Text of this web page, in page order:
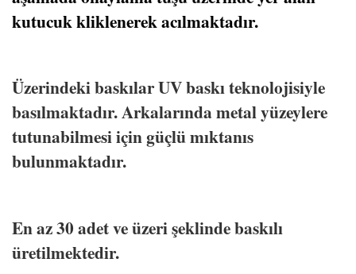
kutucuk kliklenerek acılmaktadır.
Üzerindeki baskılar UV baskı teknolojisiyle
basılmaktadır. Arkalarında metal yüzeylere
tutunabilmesi için güçlü mıktanıs
bulunmaktadır.
En az 30 adet ve üzeri şeklinde baskılı
üretilmektedir.